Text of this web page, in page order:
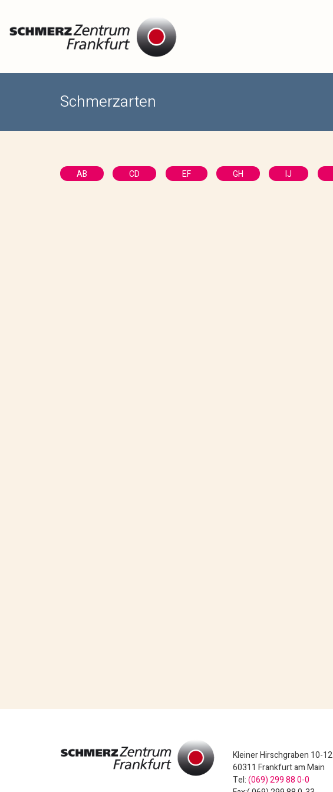
Schmerzarten
AB CD EF GH IJ
Kleiner Hirschgraben 10-12
60311 Frankfurt am Main
Tel:(069) 299 88 0-0